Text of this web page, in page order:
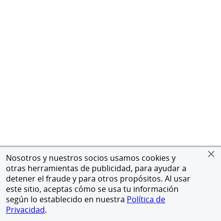
Nosotros y nuestros socios usamos cookies y
otras herramientas de publicidad, para ayudar a
detener el fraude y para otros propósitos. Al usar
este sitio, aceptas cómo se usa tu información
según lo establecido en nuestra Política de
Privacidad.